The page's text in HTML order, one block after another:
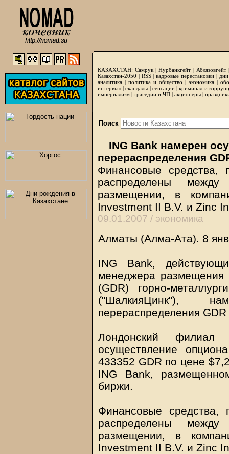
КАЗАХСТАН: Самрук |Нурбанкгейт | Аблязовгейт
Казахстан-2050 | RSS|кадровые перестановки|
аналитика | политика и общество | экономика |
интервью |скандалы | сенсации|криминал и
империализм | трагедии и ЧП | акционеры |
Поиск
ING Bank намерен
перераспределения
Финансовые средства,
распределены
размещении, в
Investment II B.V. и Zinc
09.01.2007 / экономика
Алматы (Алма-Ата). 8
ING Bank,
менеджера размещения
(GDR) горно-
("ШалкияЦинк"),
перераспределения
Лондонский
осуществление
433352 GDR по цене
ING Bank,
биржи.
Финансовые средства,
распределены
размещении, в
Investment II B.V. и Zinc